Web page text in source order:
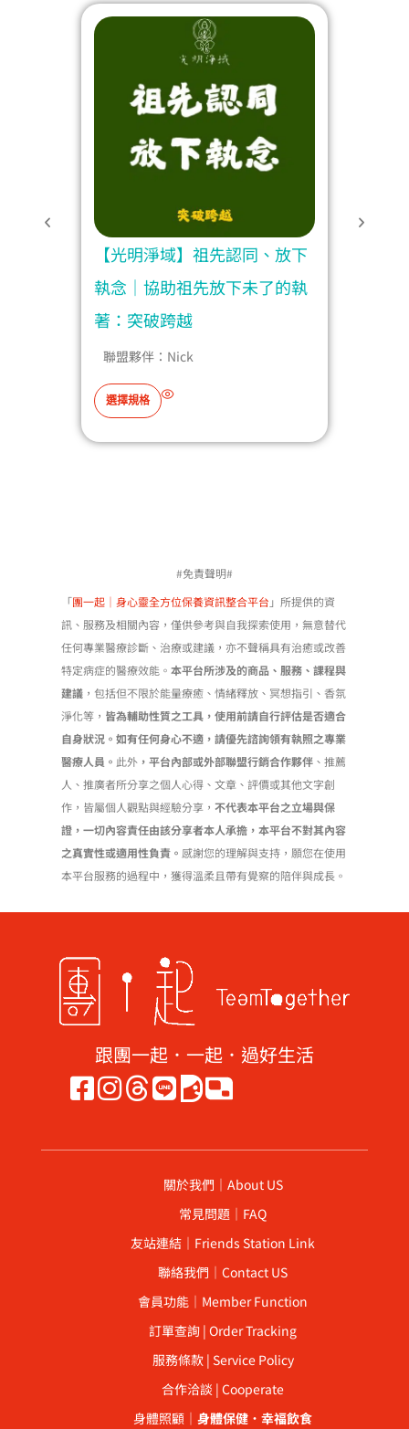
【光明淨域】祖先認同、放下
執念｜協助祖先放下未了的執
著：突破跨越
聯盟夥伴： Nick
選擇規格
此
品
。
可
在
產
品
頁
面
選
擇
選
項
#免責聲明#
「團一起｜身心靈全方位保養資訊整合平台 」所提供的資
訊、服務及相關內容，僅供參考與自我探索使用，無意替代
任何專業醫療診斷、治療或建議，亦不聲稱具有治癒或改善
特定病症的醫療效能。本平台所涉及的商品、服務、課程與
建議 ，包括但不限於能量療癒、情緒釋放、冥想指引、香氛
淨化等， 皆為輔助性質之工具，使用前請自行評估是否適合
自身狀況。如有任何身心不適，請優先諮詢領有執照之專業
醫療人員。 此外 ，平台內部或外部聯盟行銷合作夥伴 、推薦
人、推廣者所分享之個人心得、文章、評價或其他文字創
作，皆屬個人觀點與經驗分享，不代表本平台之立場與保
證，一切內容責任由該分享者本人承擔，本平台不對其內容
之真實性或適用性負責。 感謝您的理解與支持，願您在使用
本平台服務的過程中，獲得溫柔且帶有覺察的陪伴與成長。
跟團一起．一起．過好生活
關於我們｜About US
常見問題｜FAQ
友站連結｜Friends Station Link
聯絡我們｜Contact US
會員功能｜Member Function
訂單查詢 | Order Tracking
服務條款 | Service Policy
合作洽談 | Cooperate
身體照顧｜ 身體保健 ． 幸福飲食